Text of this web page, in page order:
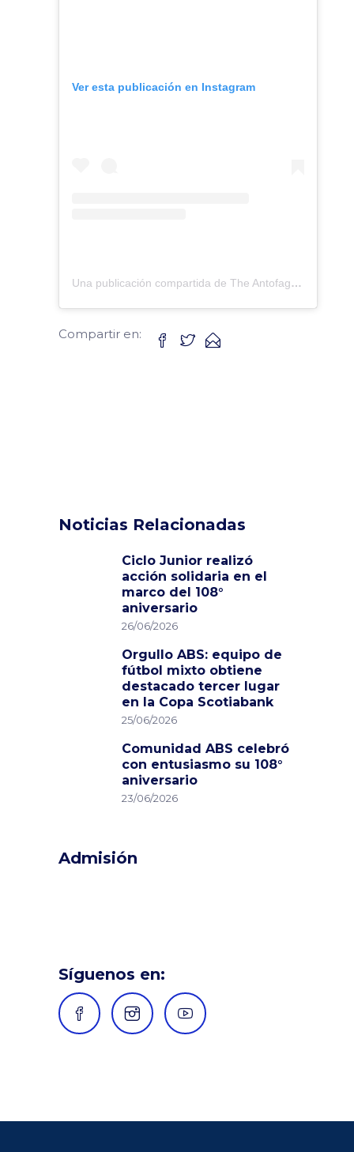
Ver esta publicación en Instagram
Una publicación compartida de The Antofagasta British School (@antofagastabritishschool)
Compartir en:
Noticias Relacionadas
Ciclo Junior realizó
acción solidaria en el
marco del 108°
aniversario
26/06/2026
Orgullo ABS: equipo de
fútbol mixto obtiene
destacado tercer lugar
en la Copa Scotiabank
25/06/2026
Comunidad ABS celebró
con entusiasmo su 108°
aniversario
23/06/2026
Admisión
Síguenos en: